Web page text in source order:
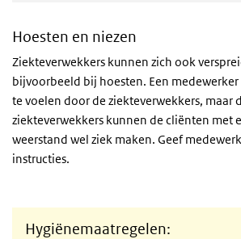
Hoesten en niezen
Ziekteverwekkers kunnen zich ook
bijvoorbeeld bij hoesten. Een
te voelen door de ziekteverwekkers, maar
ziekteverwekkers kunnen de cliënten met
weerstand wel ziek maken. Geef
instructies.
Hygiënemaatregelen: